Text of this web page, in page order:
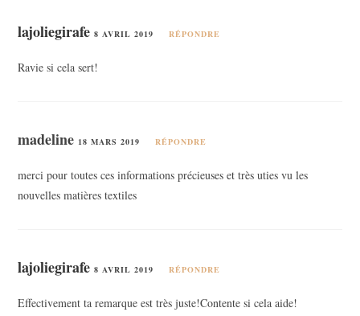
lajoliegirafe 8 AVRIL 2019 RÉPONDRE
Ravie si cela sert!
madeline 18 MARS 2019 RÉPONDRE
merci pour toutes ces informations précieuses et très uties vu les
nouvelles matières textiles
lajoliegirafe 8 AVRIL 2019 RÉPONDRE
Effectivement ta remarque est très juste!Contente si cela aide!